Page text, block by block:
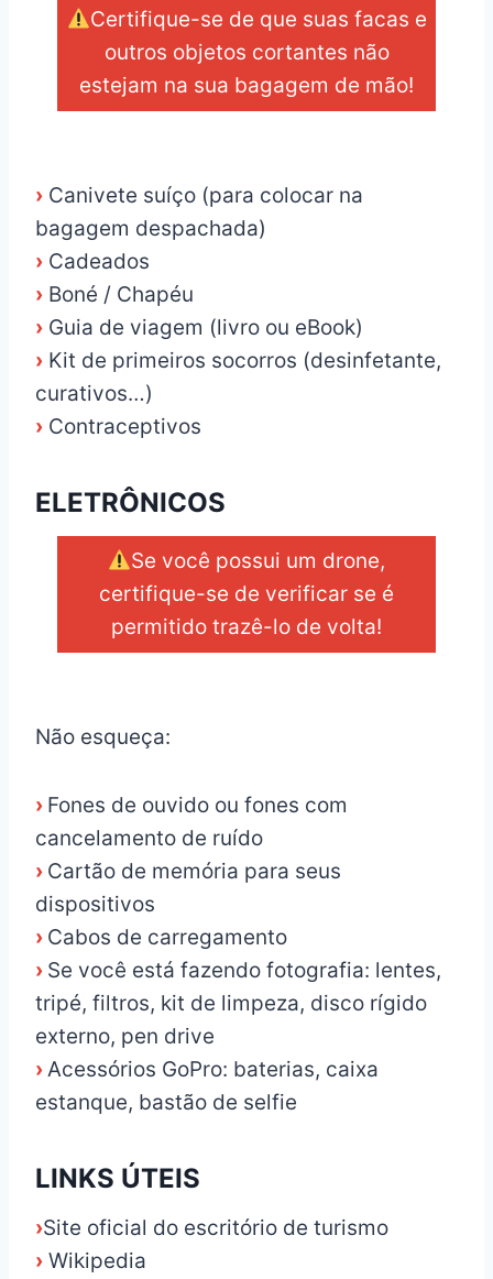
Certifique-se de que suas facas e
outros objetos cortantes não
estejam na sua bagagem de mão!
› Canivete suíço (para colocar na
bagagem despachada)
› Cadeados
› Boné / Chapéu
› Guia de viagem (livro ou eBook)
› Kit de primeiros socorros (desinfetante,
curativos…)
› Contraceptivos
ELETRÔNICOS
Se você possui um drone,
certifique-se de verificar se é
permitido trazê-lo de volta!
Não esqueça:
› Fones de ouvido ou fones com
cancelamento de ruído
› Cartão de memória para seus
dispositivos
› Cabos de carregamento
› Se você está fazendo fotografia: lentes,
tripé, filtros, kit de limpeza, disco rígido
externo, pen drive
›Acessórios GoPro: baterias, caixa
estanque, bastão de selfie
LINKS ÚTEIS
›Site oficial do escritório de turismo
› Wikipedia